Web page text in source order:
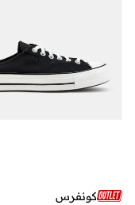
كونفرس